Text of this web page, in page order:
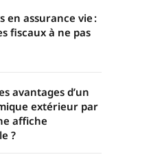
en assurance vie :
fiscaux à ne pas
avantages d’un
extérieur par
affiche
?